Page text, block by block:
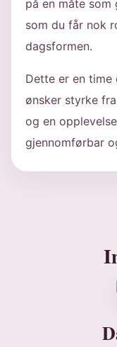
på en måte
som du får nok
dagsformen.
Dette er en time
ønsker styrke
og en
gjennomførbar